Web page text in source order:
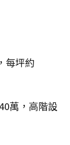
每坪約
萬，高階設